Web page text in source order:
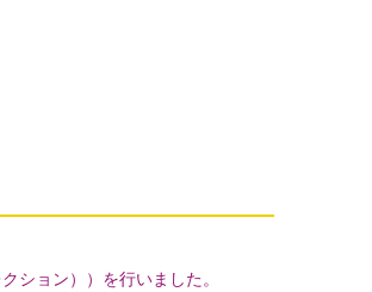
ション））を行いました。